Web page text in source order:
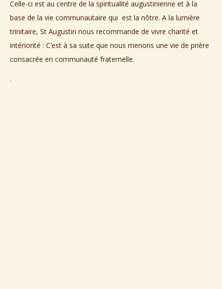
Celle-ci est au centre de la spiritualité augustinienne et à la
base de la vie communautaire qui est la nôtre. A la lumière
trinitaire, St Augustin nous recommande de vivre charité et
intériorité : C’est à sa suite que nous menons une vie de prière
consacrée en communauté fraternelle.
.